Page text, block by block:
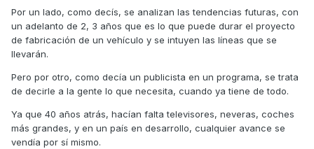
Por un lado, como decís, se analizan las tendencias futuras, con
un adelanto de 2, 3 años que es lo que puede durar el proyecto
de fabricación de un vehículo y se intuyen las líneas que se
llevarán.
Pero por otro, como decía un publicista en un programa, se trata
de decirle a la gente lo que necesita, cuando ya tiene de todo.
Ya que 40 años atrás, hacían falta televisores, neveras, coches
más grandes, y en un país en desarrollo, cualquier avance se
vendía por sí mismo.